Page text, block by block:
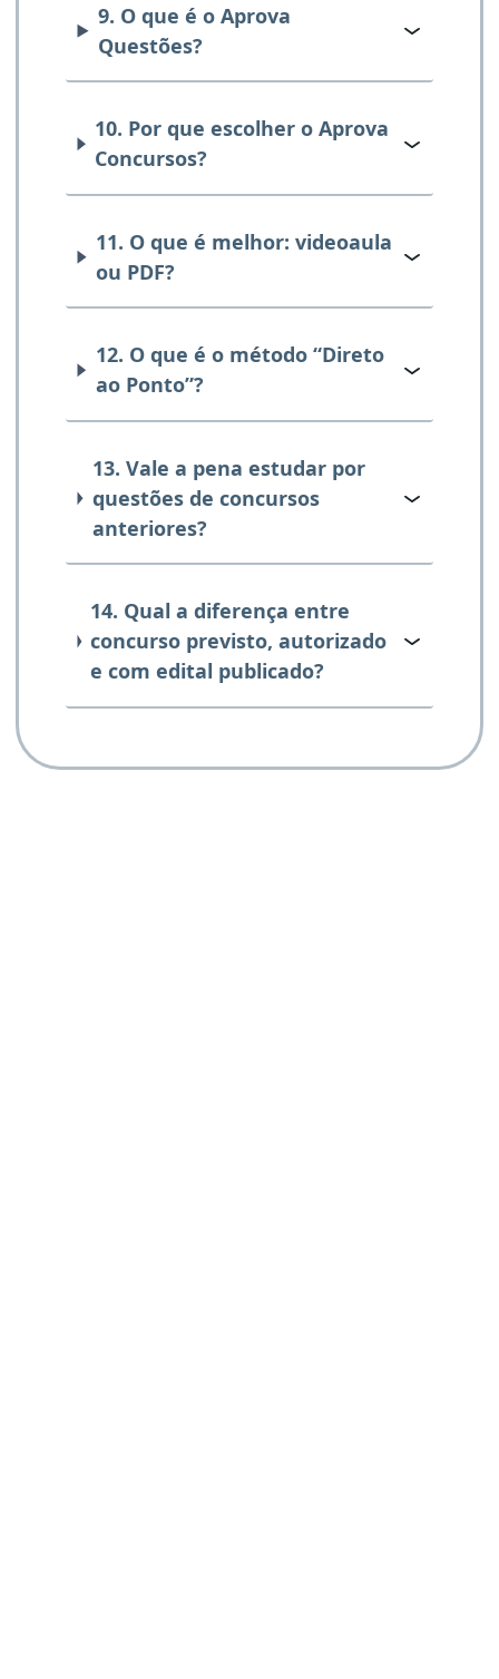
9. O que é o Aprova
Questões?
10. Por que escolher o Aprova
Concursos?
11. O que é melhor: videoaula
ou PDF?
12. O que é o método “Direto
ao Ponto”?
13. Vale a pena estudar por
questões de concursos
anteriores?
14. Qual a diferença entre
concurso previsto, autorizado
e com edital publicado?